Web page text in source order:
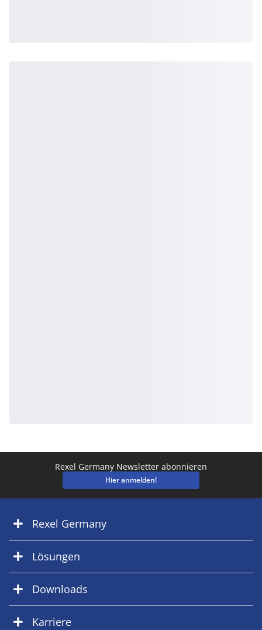
Rexel Germany Newsletter abonnieren
Hier anmelden!
Rexel Germany
Lösungen
Downloads
Karriere